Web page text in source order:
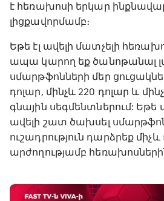
է հեռախոսի երկար
լիցքավորմամբ։
Եթե էլ ավելի մատչելի
ապա կարող եք ծանոթանալ
սմարթֆոնների մեր
դոլար, մինչև 220 դոլար և
գնային սեգմենտներում:
ավելի շատ ծախսել
ուշադրություն դարձրեք միչև
արժողությամբ